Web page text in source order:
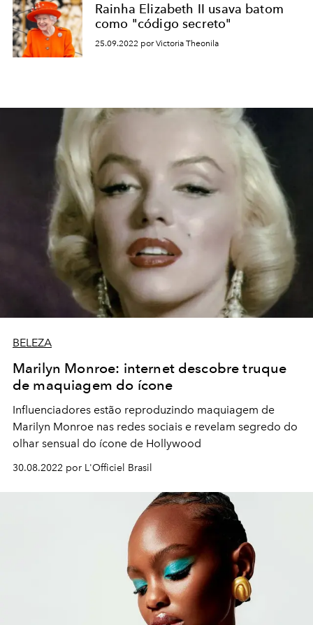
Rainha Elizabeth II usava batom
como "código secreto"
25.09.2022 por Victoria Theonila
BELEZA
Marilyn Monroe: internet descobre truque
de maquiagem do ícone
Influenciadores estão reproduzindo maquiagem de
Marilyn Monroe nas redes sociais e revelam segredo do
olhar sensual do ícone de Hollywood
30.08.2022 por L'Officiel Brasil